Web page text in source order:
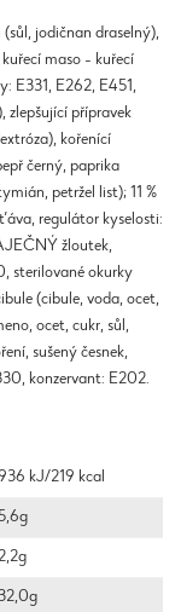
jodičnan draselný),
maso - kuřecí
E331, E262, E451,
přípravek
kořenící
černý, paprika
petržel list); 11 %
regulátor kyselosti:
žloutek,
sterilované okurky
(cibule, voda, ocet,
ocet, cukr, sůl,
sušený česnek,
konzervant: E202.
kJ/219 kcal
5,6g
2,2g
32,0g